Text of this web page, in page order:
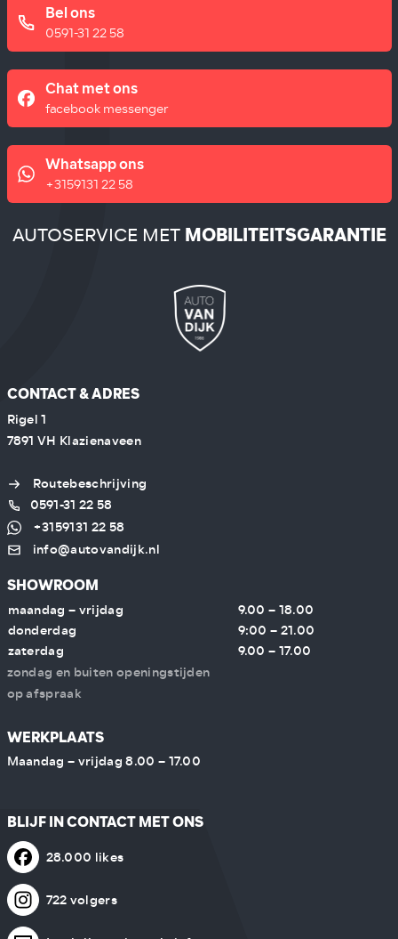
Bel ons
0591-31 22 58
Chat met ons
facebook messenger
Whatsapp ons
+3159131 22 58
AUTOSERVICE MET MOBILITEITSGARANTIE
CONTACT & ADRES
Rigel 1
7891 VH Klazienaveen
Routebeschrijving
0591-31 22 58
+3159131 22 58
info@autovandijk.nl
SHOWROOM
maandag – vrijdag
9.00 – 18.00
donderdag
9:00 – 21.00
zaterdag
9.00 – 17.00
zondag en buiten openingstijden
op afspraak
WERKPLAATS
Maandag – vrijdag 8.00 – 17.00
BLIJF IN CONTACT MET ONS
28.000 likes
722 volgers